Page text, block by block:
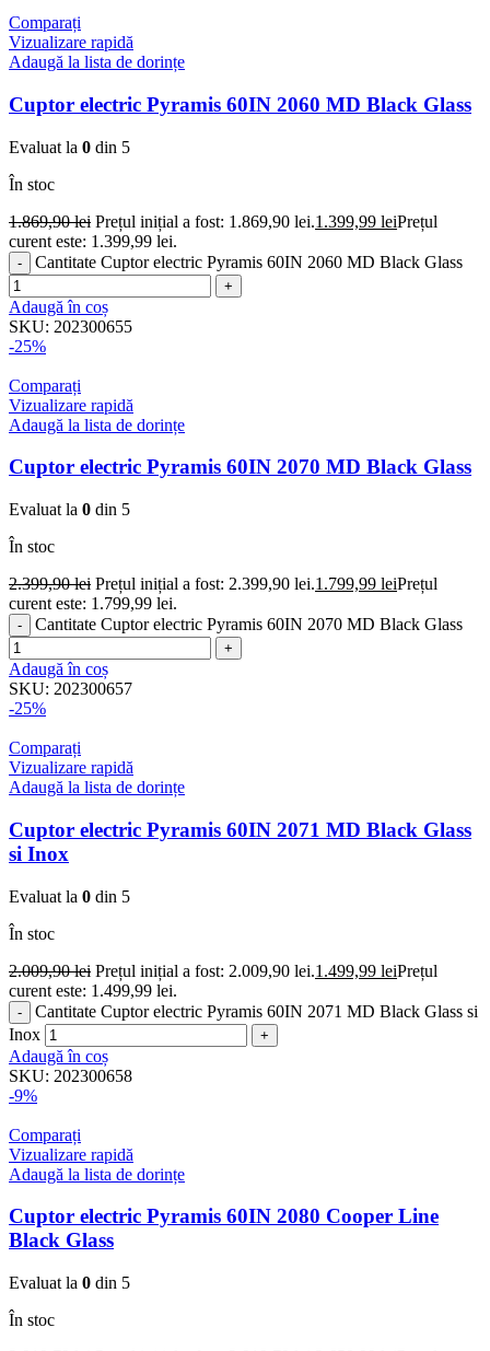
Comparați
Vizualizare rapidă
Adaugă la lista de dorințe
Cuptor electric Pyramis 60IN 2060 MD Black Glass
Evaluat la 0 din 5
În stoc
1.869,90lei Prețul inițial a fost: 1.869,90 lei.1.399,99 leiPrețul
curent este: 1.399,99 lei.
Cantitate Cuptor electric Pyramis 60IN 2060 MD Black Glass
Adaugă în coș
SKU: 202300655
-25%
Comparați
Vizualizare rapidă
Adaugă la lista de dorințe
Cuptor electric Pyramis 60IN 2070 MD Black Glass
Evaluat la 0 din 5
În stoc
2.399,90lei Prețul inițial a fost: 2.399,90 lei.1.799,99 leiPrețul
curent este: 1.799,99 lei.
Cantitate Cuptor electric Pyramis 60IN 2070 MD Black Glass
Adaugă în coș
SKU: 202300657
-25%
Comparați
Vizualizare rapidă
Adaugă la lista de dorințe
Cuptor electric Pyramis 60IN 2071 MD Black Glass
si Inox
Evaluat la 0 din 5
În stoc
2.009,90lei Prețul inițial a fost: 2.009,90 lei.1.499,99 leiPrețul
curent este: 1.499,99 lei.
Cantitate Cuptor electric Pyramis 60IN 2071 MD Black Glass si
Inox
Adaugă în coș
SKU: 202300658
-9%
Comparați
Vizualizare rapidă
Adaugă la lista de dorințe
Cuptor electric Pyramis 60IN 2080 Cooper Line
Black Glass
Evaluat la 0 din 5
În stoc